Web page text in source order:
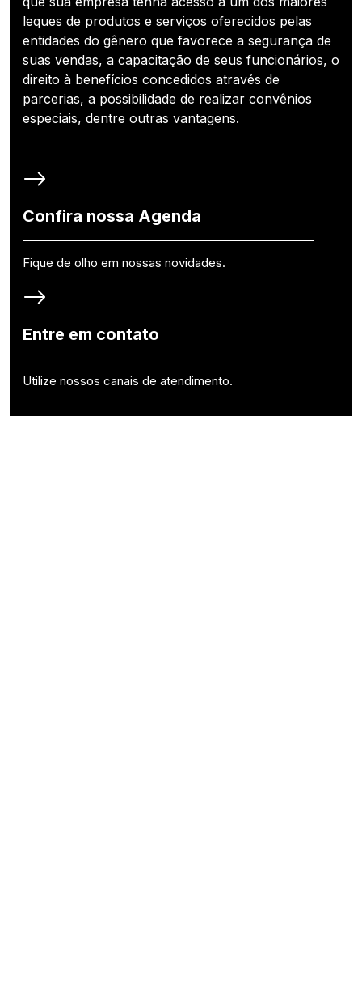
leques de produtos e serviços oferecidos pelas
entidades do gênero que favorece a segurança de
suas vendas, a capacitação de seus funcionários, o
direito à benefícios concedidos através de
parcerias, a possibilidade de realizar convênios
especiais, dentre outras vantagens.
Confira nossa Agenda
Fique de olho em nossas novidades.
Entre em contato
Utilize nossos canais de atendimento.